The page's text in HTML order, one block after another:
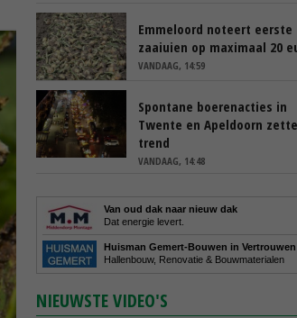
Emmeloord noteert eerste
zaaiuien op maximaal 20
VANDAAG, 14:59
Spontane boerenacties in
Twente en Apeldoorn
trend
VANDAAG, 14:48
Van oud dak naar nieuw dak
Dat energie levert.
Huisman Gemert-Bouwen in Vertrouwen
Hallenbouw, Renovatie & Bouwmaterialen
NIEUWSTE VIDEO'S